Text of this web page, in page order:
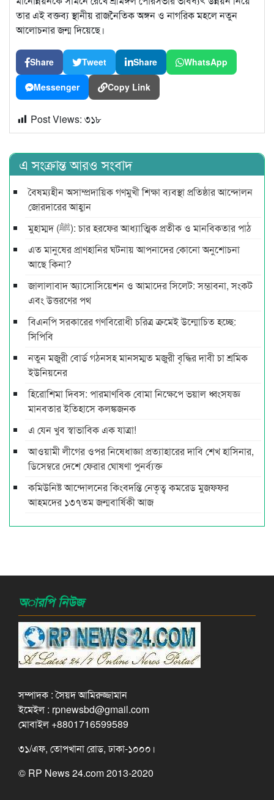
তার এই বক্তব্য স্থানীয় রাজনৈতিক অঙ্গন ও নাগরিক মহলে নতুন
আলোচনার জন্ম দিয়েছে।
Share Tweet Share WhatsApp
Messenger Copy Link
Post Views: ৩১৮
এ সংক্রান্ত আরও সংবাদ
বৈষম্যহীন অসাম্প্রদায়িক গণমুখী শিক্ষা ব্যবস্থা প্রতিষ্ঠার আন্দোলন
জোরদারের আহ্বান
মুহাম্মদ (ﷺ): চার হরফের আধ্যাত্মিক প্রতীক ও মানবিকতার পাঠ
এত মানুষের প্রাণহানির ঘটনায় আপনাদের কোনো অনুশোচনা
আছে কিনা?
জালালাবাদ অ্যাসোসিয়েশন ও আমাদের সিলেট: সম্ভাবনা, সংকট
এবং উত্তরণের পথ
বিএনপি সরকারের গণবিরোধী চরিত্র ক্রমেই উন্মোচিত হচ্ছে:
সিপিবি
নতুন মজুরী বোর্ড গঠনসহ মানসম্মত মজুরী বৃদ্ধির দাবী চা শ্রমিক
ইউনিয়নের
হিরোশিমা দিবস: পারমাণবিক বোমা নিক্ষেপে ভয়াল ধ্বংসযজ্ঞ
মানবতার ইতিহাসে কলঙ্কজনক
এ যেন খুব স্বাভাবিক এক যাত্রা!
আওয়ামী লীগের ওপর নিষেধাজ্ঞা প্রত্যাহারের দাবি শেখ হাসিনার,
ডিসেম্বরে দেশে ফেরার ঘোষণা পুনর্ব্যক্ত
কমিউনিষ্ট আন্দোলনের কিংবদন্তি নেতৃত্ব কমরেড মুজফ্ফর
আহমদের ১৩৭তম জন্মবার্ষিকী আজ
অারপি নিউজ
সম্পাদক : সৈয়দ আমিরুজ্জামান
ইমেইল : rpnewsbd@gmail.com
মোবাইল +8801716599589
৩১/এফ, তোপখানা রোড, ঢাকা-১০০০।
© RP News 24.com 2013-2020